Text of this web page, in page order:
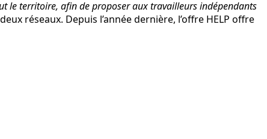
le territoire, afin de proposer aux travailleurs indépendants
réseaux. Depuis l’année dernière, l’offre HELP offre